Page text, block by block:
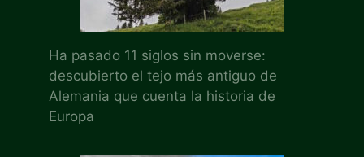
Ha pasado 11 siglos sin moverse:
descubierto el tejo más antiguo de
Alemania que cuenta la historia de
Europa